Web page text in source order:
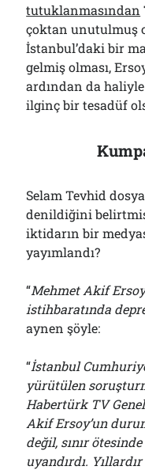
tutuklanmasından
çoktan unutulmuş
İstanbul’daki bir
gelmiş olması,
ardından da
ilginç bir tesadüf
Selam Tevhid
denildiğini
iktidarın bir
yayımlandı?
“Mehmet Akif
istihbaratında
aynen şöyle:
“İstanbul
yürütülen
Habertürk TV
Akif Ersoy’un
değil, sınır
uyandırdı.